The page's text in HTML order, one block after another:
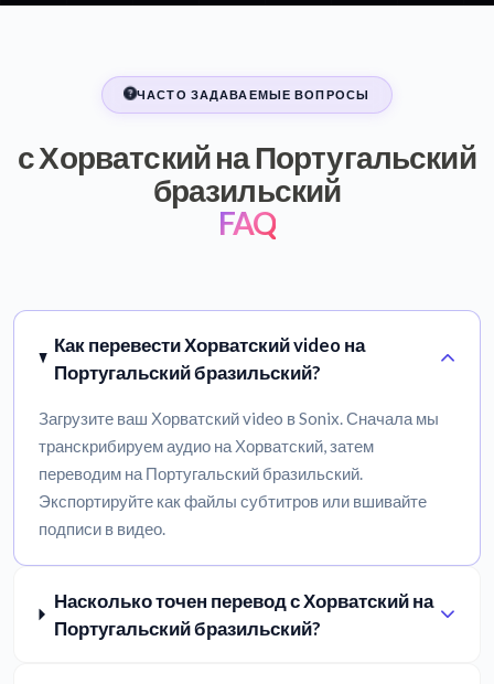
ЧАСТО ЗАДАВАЕМЫЕ ВОПРОСЫ
с Хорватский на Португальский
бразильский
FAQ
Как перевести Хорватский video на
Португальский бразильский?
Загрузите ваш Хорватский video в Sonix. Сначала мы
транскрибируем аудио на Хорватский, затем
переводим на Португальский бразильский.
Экспортируйте как файлы субтитров или вшивайте
подписи в видео.
Насколько точен перевод с Хорватский на
Португальский бразильский?